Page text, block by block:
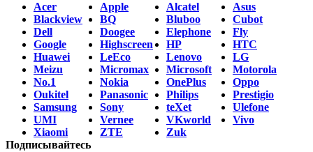
Acer Apple Alcatel
Asus
Blackview
BQ Bluboo
Cubot
Dell
Doogee Elephone
Fly
Google
Highscreen HP
HTC
Huawei
LeEco Lenovo
LG
Meizu
Micromax Microsoft
Motorola
No.1
Nokia OnePlus
Oppo
Oukitel
Panasonic Philips
Prestigio
Samsung
Sony teXet
Ulefone
UMI
Vernee VKworld
Vivo
Xiaomi
ZTE
Zuk
Подписывайтесь